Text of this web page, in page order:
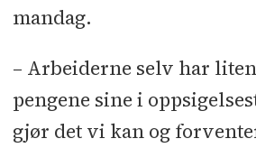
mandag.
– Arbeiderne selv har
pengene sine i
gjør det vi kan og